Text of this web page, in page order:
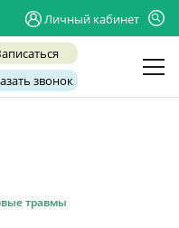
Личный кабинет
звонок
травмы